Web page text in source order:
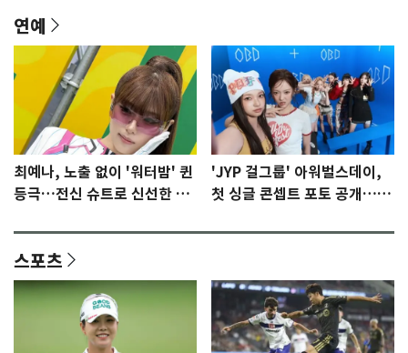
연예
최예나, 노출 없이 '워터밤' 퀸
등극…전신 슈트로 신선한 충
'JYP 걸그룹' 아워벌스데이,
첫 싱글 콘셉트 포토 공개…청
스포츠